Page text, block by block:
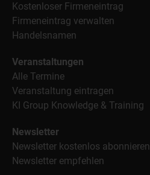
Kostenloser Firmeneintrag
Firmeneintrag verwalten
Handelsnamen
Veranstaltungen
Alle Termine
Veranstaltung eintragen
KI Group Knowledge & Training
Newsletter
Newsletter kostenlos abonnieren
Newsletter empfehlen